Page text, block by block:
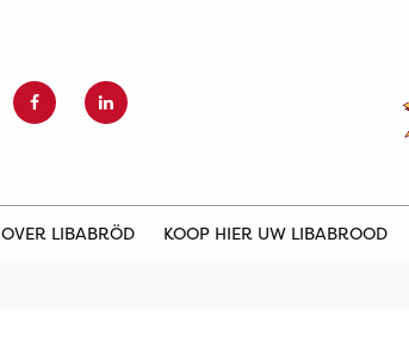
OVER LIBABRÖD KOOP HIER UW LIBABROOD